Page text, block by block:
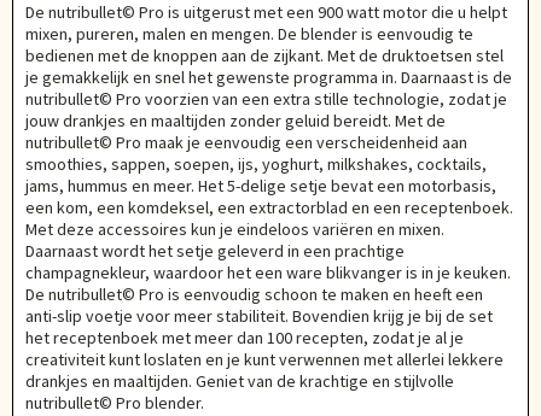
De nutribullet© Pro is uitgerust met een 900 watt motor die u helpt
mixen, pureren, malen en mengen. De blender is eenvoudig te
bedienen met de knoppen aan de zijkant. Met de druktoetsen stel
je gemakkelijk en snel het gewenste programma in. Daarnaast is de
nutribullet© Pro voorzien van een extra stille technologie, zodat je
jouw drankjes en maaltijden zonder geluid bereidt. Met de
nutribullet© Pro maak je eenvoudig een verscheidenheid aan
smoothies, sappen, soepen, ijs, yoghurt, milkshakes, cocktails,
jams, hummus en meer. Het 5-delige setje bevat een motorbasis,
een kom, een komdeksel, een extractorblad en een receptenboek.
Met deze accessoires kun je eindeloos variëren en mixen.
Daarnaast wordt het setje geleverd in een prachtige
champagnekleur, waardoor het een ware blikvanger is in je keuken.
De nutribullet© Pro is eenvoudig schoon te maken en heeft een
anti-slip voetje voor meer stabiliteit. Bovendien krijg je bij de set
het receptenboek met meer dan 100 recepten, zodat je al je
creativiteit kunt loslaten en je kunt verwennen met allerlei lekkere
drankjes en maaltijden. Geniet van de krachtige en stijlvolle
nutribullet© Pro blender.